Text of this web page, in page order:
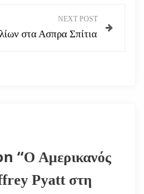
NEXT POST
στα Ασπρα Σπίτια
“Ο Αμερικανός
Pyatt στη